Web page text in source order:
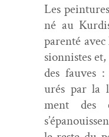
Les
né au
par­en­té
sion­nistes
des fauves
urés par la
ment des